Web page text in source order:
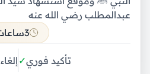
عبدالمطلب رضي الله عنه
3ساعات
تأكيد فوري✓